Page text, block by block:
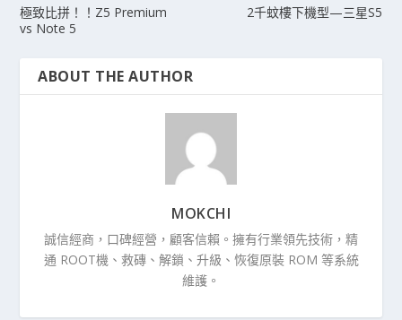
極致比拼！！Z5 Premium
vs Note 5
2千蚊樓下機型—三星S5
ABOUT THE AUTHOR
MOKCHI
誠信經商，口碑經營，顧客信賴。擁有行業領先技術，精
通 ROOT機、救磚、解鎖、升級、恢復原裝 ROM 等系統
維護。